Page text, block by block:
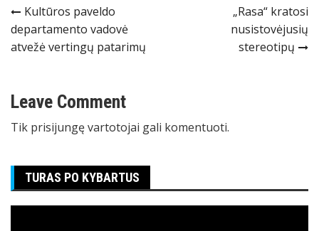
Navigacija
tarp
Kultūros paveldo
departamento vadovė
atvežė vertingų patarimų
„Rasa“ kratosi
nusistovėjusių
stereotipų
Leave Comment
Tik prisijungęvartotojai gali komentuoti.
TURAS PO KYBARTUS